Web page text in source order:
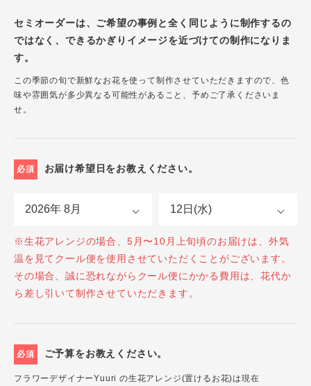
セミオーダーは、ご希望の事例と全く同じように制作するの
ではなく、できるかぎりイメージを近づけての制作になりま
す。
この季節の旬で新鮮なお花を使って制作させていただきますので、色
味や雰囲気が多少異なる可能性があること、予めご了承くださいま
せ。
必須 お届け希望日をお教えください。
※生花アレンジの場合、5月〜10月上旬頃のお届けは、外気
温を見てクール便を使用させていただくことがございます。
その場合、誠に恐れながらクール便にかかる費用は、花代か
ら差し引いて制作させていただきます。
必須 ご予算をお教えください。
フラワーデザイナーYuuri の生花アレンジ(置けるお花)は現在